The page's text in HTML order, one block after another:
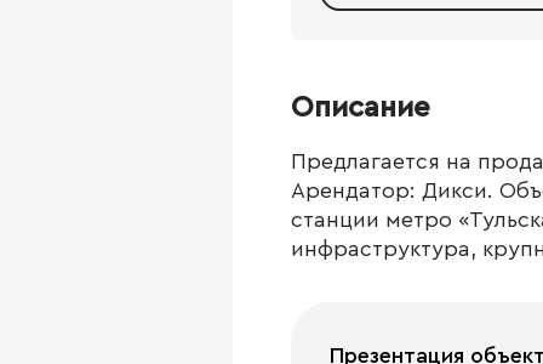
Описание
Предлагается на
Арендатор: Дикси.
станции метро
инфраструктура,
Презентация